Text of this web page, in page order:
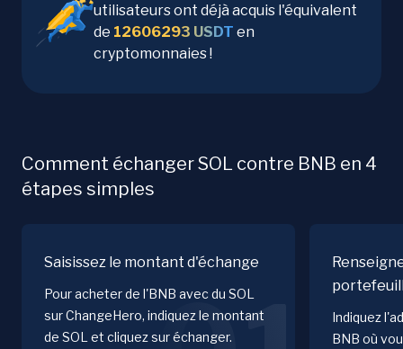
utilisateurs ont déjà acquis l'équivalent
de 12606293 USDT en
cryptomonnaies !
Comment échanger SOL contre BNB en 4
étapes simples
Saisissez le montant d'échange
Pour acheter de l'BNB avec du SOL
sur ChangeHero, indiquez le montant
de SOL et cliquez sur échanger.
Indiquez
BNB où